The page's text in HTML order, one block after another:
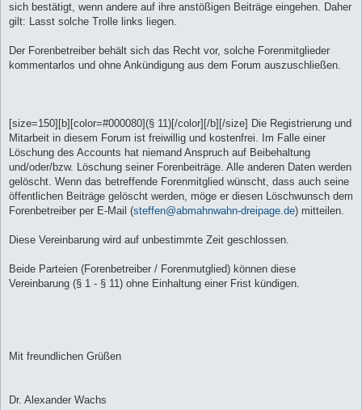
sich bestätigt, wenn andere auf ihre anstößigen Beiträge eingehen. Daher
gilt: Lasst solche Trolle links liegen.
Der Forenbetreiber behält sich das Recht vor, solche Forenmitglieder
kommentarlos und ohne Ankündigung aus dem Forum auszuschließen.
[size=150][b][color=#000080](§ 11)[/color][/b][/size] Die Registrierung und
Mitarbeit in diesem Forum ist freiwillig und kostenfrei. Im Falle einer
Löschung des Accounts hat niemand Anspruch auf Beibehaltung
und/oder/bzw. Löschung seiner Forenbeiträge. Alle anderen Daten werden
gelöscht. Wenn das betreffende Forenmitglied wünscht, dass auch seine
öffentlichen Beiträge gelöscht werden, möge er diesen Löschwunsch dem
Forenbetreiber per E-Mail (steffen@abmahnwahn-dreipage.de) mitteilen.
Diese Vereinbarung wird auf unbestimmte Zeit geschlossen.
Beide Parteien (Forenbetreiber / Forenmutglied) können diese
Vereinbarung (§ 1 - § 11) ohne Einhaltung einer Frist kündigen.
Mit freundlichen Grüßen
Dr. Alexander Wachs